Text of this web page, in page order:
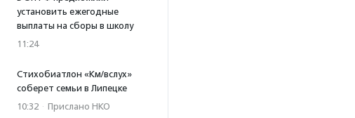
установить ежегодные
выплаты на сборы в школу
11:24
Стихобиатлон «Км/вслух»
соберет семьи в Липецке
10:32 · Прислано НКО